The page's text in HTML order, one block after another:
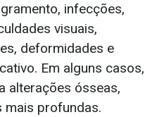
infecções,
visuais,
deformidades e
Em alguns casos,
alterações ósseas,
mais profundas.